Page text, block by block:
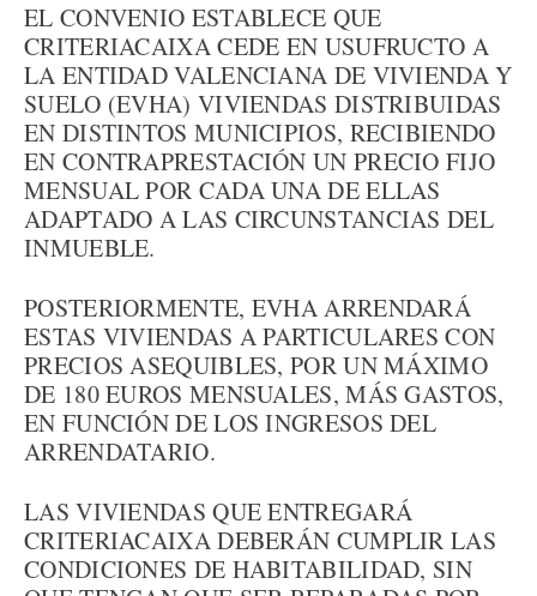
EL CONVENIO ESTABLECE QUE
CRITERIACAIXA CEDE EN USUFRUCTO A
LA ENTIDAD VALENCIANA DE VIVIENDA Y
SUELO (EVHA) VIVIENDAS DISTRIBUIDAS
EN DISTINTOS MUNICIPIOS, RECIBIENDO
EN CONTRAPRESTACIÓN UN PRECIO FIJO
MENSUAL POR CADA UNA DE ELLAS
ADAPTADO A LAS CIRCUNSTANCIAS DEL
INMUEBLE.
POSTERIORMENTE, EVHA ARRENDARÁ
ESTAS VIVIENDAS A PARTICULARES CON
PRECIOS ASEQUIBLES, POR UN MÁXIMO
DE 180 EUROS MENSUALES, MÁS GASTOS,
EN FUNCIÓN DE LOS INGRESOS DEL
ARRENDATARIO.
LAS VIVIENDAS QUE ENTREGARÁ
CRITERIACAIXA DEBERÁN CUMPLIR LAS
CONDICIONES DE HABITABILIDAD, SIN